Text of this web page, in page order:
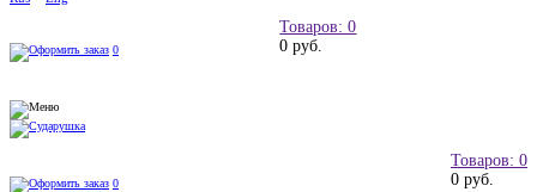
Товаров: 0
0 руб.
0
Товаров: 0
0 руб.
0